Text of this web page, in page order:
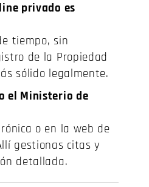
privado es
tiempo, sin
de la Propiedad
sólido legalmente.
el Ministerio de
o en la web de
gestionas citas y
detallada.